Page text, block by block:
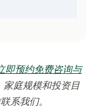
即预约免费咨询与
庭规模和投资目
系我们。